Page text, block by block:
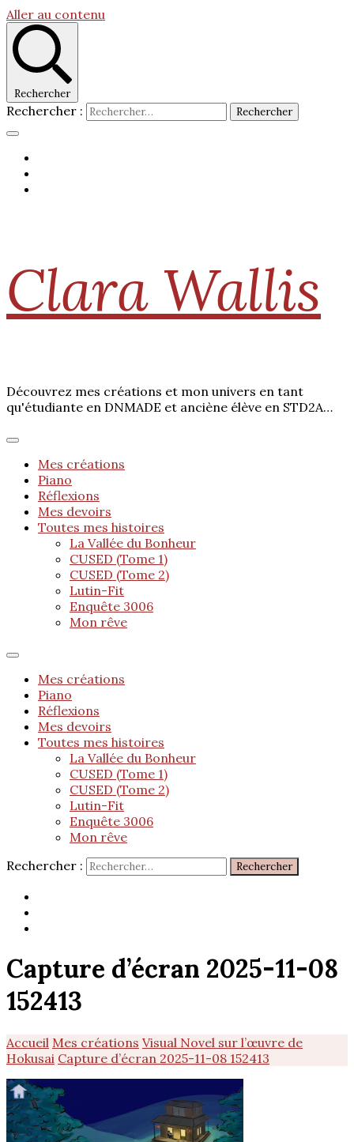
Aller au contenu
Rechercher
Rechercher :
Clara Wallis
Découvrez mes créations et mon univers en tant
qu'étudiante en DNMADE et anciène élève en STD2A…
Mes créations
Piano
Réflexions
Mes devoirs
Toutes mes histoires
La Vallée du Bonheur
CUSED (Tome 1)
CUSED (Tome 2)
Lutin-Fit
Enquête 3006
Mon rêve
Mes créations
Piano
Réflexions
Mes devoirs
Toutes mes histoires
La Vallée du Bonheur
CUSED (Tome 1)
CUSED (Tome 2)
Lutin-Fit
Enquête 3006
Mon rêve
Rechercher :
Capture d’écran 2025-11-08
152413
Accueil Mes créations Visual Novel sur l’œuvre de
Hokusai Capture d’écran 2025-11-08 152413